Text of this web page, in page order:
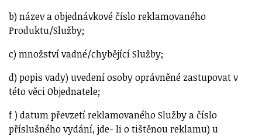
b) název a objednávkové číslo reklamovaného
Produktu/Služby;
c) množství vadné/chybějící Služby;
d) popis vady) uvedení osoby oprávněné zastupovat v
této věci Objednatele;
f ) datum převzetí reklamovaného Služby a číslo
příslušného vydání, jde- li o tištěnou reklamu) u